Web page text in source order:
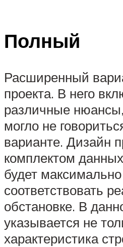
Полный
Расширенный
проекта. В него
различные
могло не
варианте. Дизайн
комплектом
будет максимально
соответствовать
обстановке. В
указывается не
характеристика